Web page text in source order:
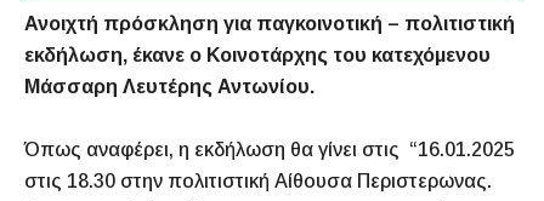
Ανοιχτή πρόσκληση για παγκοινοτική – πολιτιστική
εκδήλωση, έκανε ο Κοινοτάρχης του κατεχόμενου
Μάσσαρη Λευτέρης Αντωνίου.
Όπως αναφέρει, η εκδήλωση θα γίνει στις “16.01.2025
στις 18.30 στην πολιτιστική Αίθουσα Περιστερωνας.